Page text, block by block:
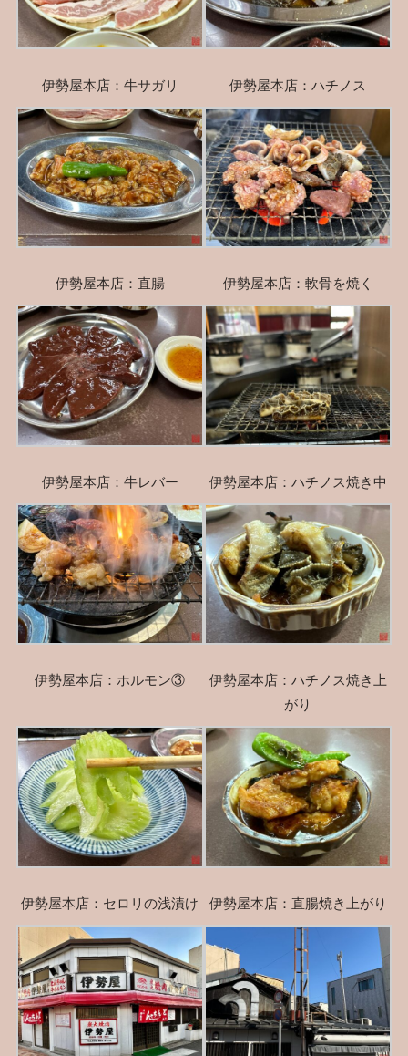
伊勢屋本店：牛サガリ 伊勢屋本店：ハチノス
伊勢屋本店：直腸 伊勢屋本店：軟骨を焼く
伊勢屋本店：牛レバー 伊勢屋本店：ハチノス焼き中
伊勢屋本店：ホルモン③
伊勢屋本店：ハチノス焼き上
がり
伊勢屋本店：セロリの浅漬け 伊勢屋本店：直腸焼き上がり